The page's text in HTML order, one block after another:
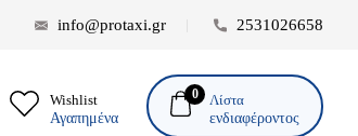
info@protaxi.gr 2531026658
Wishlist
Αγαπημένα
0
Λίστα
ενδιαφέροντος